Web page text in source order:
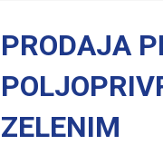
PRODAJA
ZELENIM